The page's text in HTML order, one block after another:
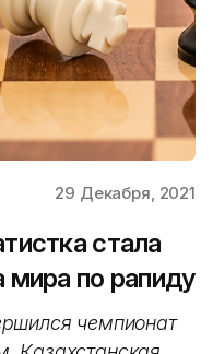
29 Декабря, 2021
стала
мира по рапиду
чемпионат